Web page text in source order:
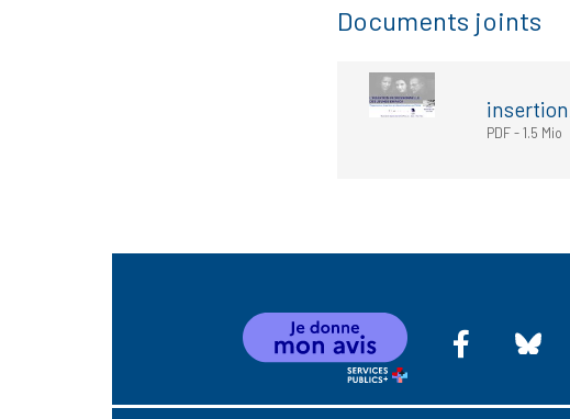
Documents joints
PDF-1.5 Mio